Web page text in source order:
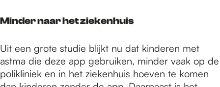
Minder naar het ziekenhuis
Uit een grote studie blijkt nu dat kinderen met
astma die deze app gebruiken, minder vaak op de
polikliniek en in het ziekenhuis hoeven te komen